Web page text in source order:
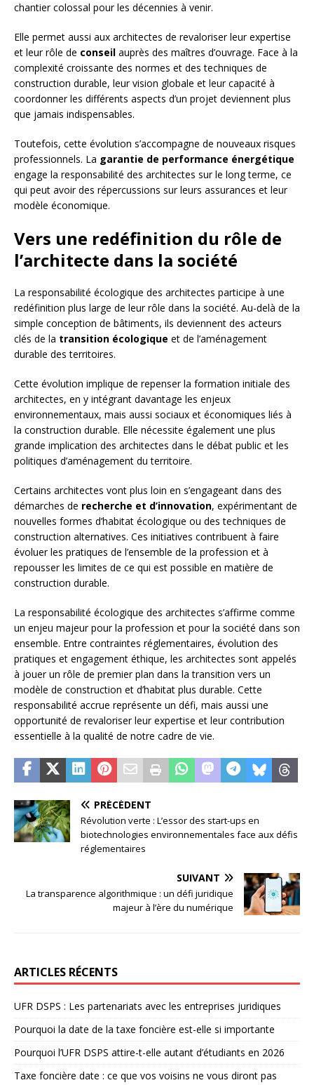
chantier colossal pour les décennies à venir.
Elle permet aussi aux architectes de revaloriser leur expertise
et leur rôle de conseil auprès des maîtres d’ouvrage. Face à la
complexité croissante des normes et des techniques de
construction durable, leur vision globale et leur capacité à
coordonner les différents aspects d’un projet deviennent plus
que jamais indispensables.
Toutefois, cette évolution s’accompagne de nouveaux risques
professionnels. La garantie de performance énergétique
engage la responsabilité des architectes sur le long terme, ce
qui peut avoir des répercussions sur leurs assurances et leur
modèle économique.
Vers une redéfinition du rôle de
l’architecte dans la société
La responsabilité écologique des architectes participe à une
redéfinition plus large de leur rôle dans la société. Au-delà de la
simple conception de bâtiments, ils deviennent des acteurs
clés de la transition écologique et de l’aménagement
durable des territoires.
Cette évolution implique de repenser la formation initiale des
architectes, en y intégrant davantage les enjeux
environnementaux, mais aussi sociaux et économiques liés à
la construction durable. Elle nécessite également une plus
grande implication des architectes dans le débat public et les
politiques d’aménagement du territoire.
Certains architectes vont plus loin en s’engageant dans des
démarches de recherche et d’innovation, expérimentant de
nouvelles formes d’habitat écologique ou des techniques de
construction alternatives. Ces initiatives contribuent à faire
évoluer les pratiques de l’ensemble de la profession et à
repousser les limites de ce qui est possible en matière de
construction durable.
La responsabilité écologique des architectes s’affirme comme
un enjeu majeur pour la profession et pour la société dans son
ensemble. Entre contraintes réglementaires, évolution des
pratiques et engagement éthique, les architectes sont appelés
à jouer un rôle de premier plan dans la transition vers un
modèle de construction et d’habitat plus durable. Cette
responsabilité accrue représente un défi, mais aussi une
opportunité de revaloriser leur expertise et leur contribution
essentielle à la qualité de notre cadre de vie.
PRÉCÉDENT
Révolution verte : L’essor des start-ups en
biotechnologies environnementales face aux défis
réglementaires
SUIVANT
La transparence algorithmique : un défi juridique
majeur à l’ère du numérique
ARTICLES RÉCENTS
UFR DSPS : Les partenariats avec les entreprises juridiques
Pourquoi la date de la taxe foncière est-elle si importante
Pourquoi l’UFR DSPS attire-t-elle autant d’étudiants en 2026
Taxe foncière date : ce que vos voisins ne vous diront pas